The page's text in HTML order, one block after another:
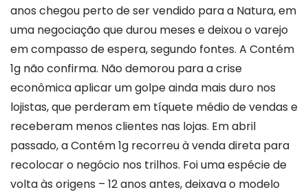
anos chegou perto de ser vendido para a Natura, em
uma negociação que durou meses e deixou o varejo
em compasso de espera, segundo fontes. A Contém
1g não confirma. Não demorou para a crise
econômica aplicar um golpe ainda mais duro nos
lojistas, que perderam em tíquete médio de vendas e
receberam menos clientes nas lojas. Em abril
passado, a Contém 1g recorreu à venda direta para
recolocar o negócio nos trilhos. Foi uma espécie de
volta às origens – 12 anos antes, deixava o modelo